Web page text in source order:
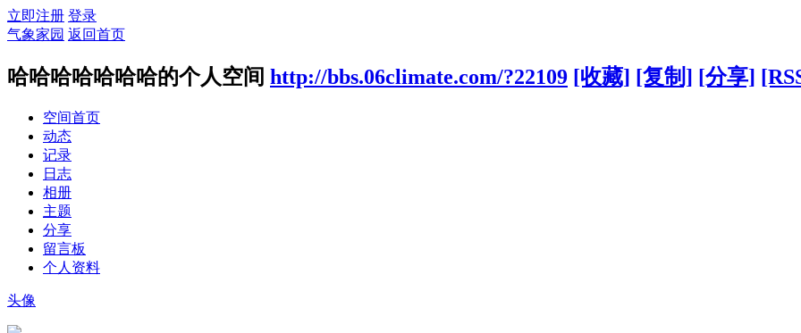
立即注册 登录
气象家园 返回首页
哈哈哈哈哈哈哈的个人空间 http://bbs.06climate.com/?22109 [收藏] [复制] [分享]
空间首页
动态
记录
日志
相册
主题
分享
留言板
个人资料
头像